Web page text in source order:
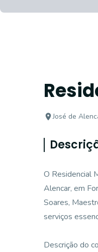
José de
O Residencial
Alencar, em
Soares,
serviços
Descrição do